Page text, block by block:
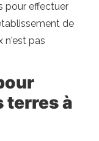
pour effectuer
de
n'est pas
terres à